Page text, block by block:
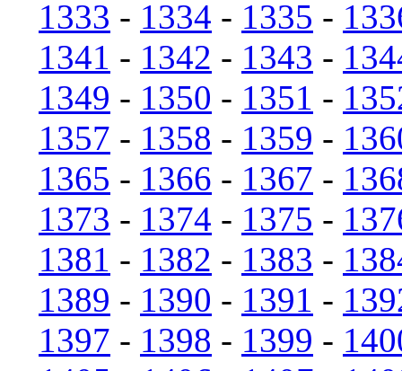
1333 - 1334 - 1335 -
1341 - 1342 - 1343 -
1349 - 1350 - 1351 -
1357 - 1358 - 1359 -
1365 - 1366 - 1367 -
1373 - 1374 - 1375 -
1381 - 1382 - 1383 -
1389 - 1390 - 1391 -
1397 - 1398 - 1399 -